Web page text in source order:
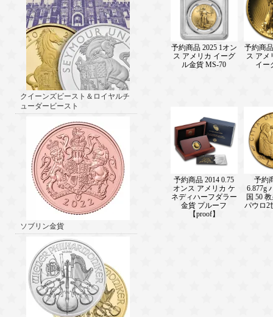
クイーンズビースト＆ロイヤルチ
ューダービースト
ソブリン金貨
予約商品 2025 1オン
ス アメリカ イーグ
ル金貨 MS-70
予約商
ス アメ
イー
予約商品 2014 0.75
オンス アメリカ ケ
ネディハーフダラー
金貨 プルーフ
【proof】
予約
6.877g
国 50
パウロ2